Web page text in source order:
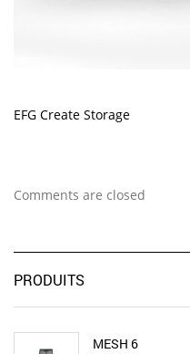
EFG Create Storage
Comments are closed
PRODUITS
MESH 6